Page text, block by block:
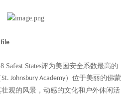
Safest States评为美国安全系数最高的
St. Johnsbury Academy）位于美丽的佛蒙
观的风景，动感的文化和户外休闲活